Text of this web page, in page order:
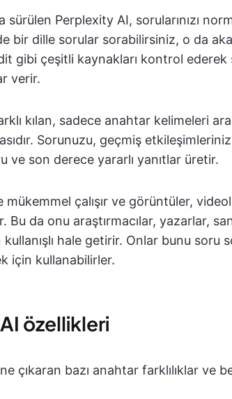
sürülen Perplexity AI, sorularınızı
bir dille sorular sorabilirsiniz, o da
gibi çeşitli kaynakları kontrol
verir.
kılan, sadece anahtar kelimeleri
Sorunuzu, geçmiş
ve son derece yararlı yanıtlar üretir.
mükemmel çalışır ve görüntüler,
Bu da onu araştırmacılar, yazarlar,
kullanışlı hale getirir. Onlar bunu
için kullanabilirler.
özellikleri
çıkaran bazı anahtar farklılıklar ve